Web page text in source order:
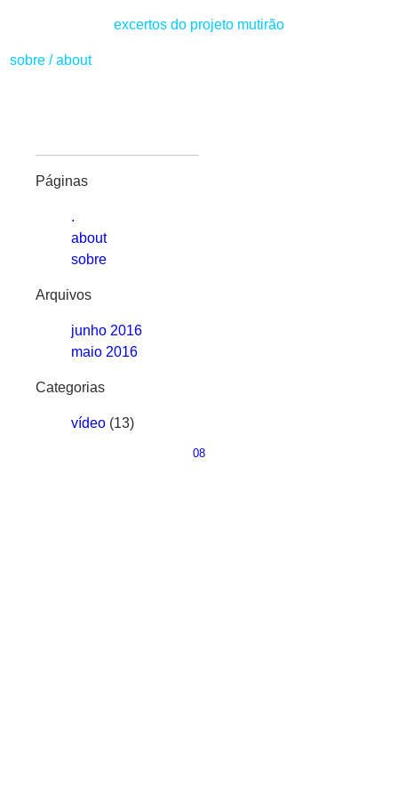
excertos do projeto mutirão
sobre / about
Páginas
.
about
sobre
Arquivos
junho 2016
maio 2016
Categorias
vídeo (13)
08